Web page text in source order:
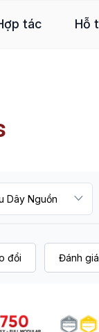
tác Hỗ
đổi Đánh giá